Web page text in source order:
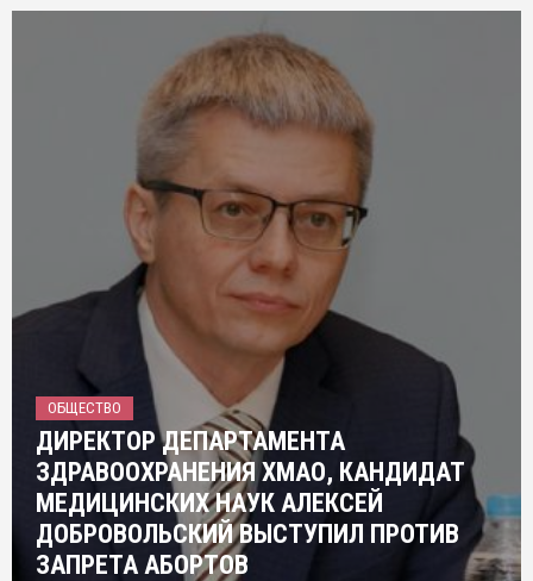
ОБЩЕСТВО
ДИРЕКТОР ДЕПАРТАМЕНТА
ЗДРАВООХРАНЕНИЯ ХМАО, КАНДИДАТ
МЕДИЦИНСКИХ НАУК АЛЕКСЕЙ
ДОБРОВОЛЬСКИЙ ВЫСТУПИЛ ПРОТИВ
ЗАПРЕТА АБОРТОВ